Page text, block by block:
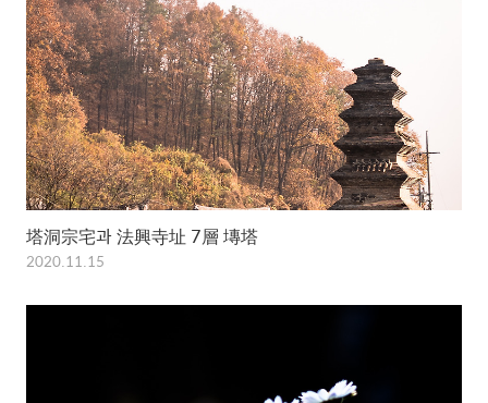
塔洞宗宅과 法興寺址 7層 塼塔
2020.11.15